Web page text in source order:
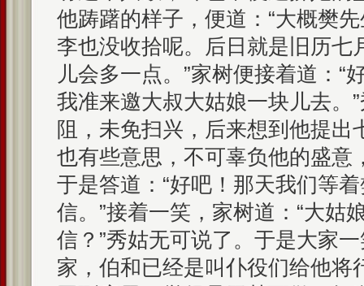
他踌躇的样子，便道：“大概樊
李也没收拾呢。后日就是旧历七
儿会多一点。”家树便接着道：“
我准来邀大叔大姑娘一块儿去。
阻，未免扫兴，后来想到他提出
也有些意思，不可辜负他的盛意
于是答道：“好吧！那天我们等
信。”接着一笑，家树道：“大姑
信？”秀姑无可说了。于是大家
家，伯和已经是叫仆役们给他将